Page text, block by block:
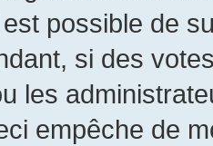
possible de
si des
les
empêche de